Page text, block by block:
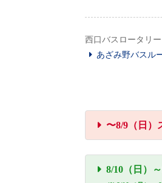
西口バスロータリー
あざみ野バスル
〜8/9（日）
8/10（日）